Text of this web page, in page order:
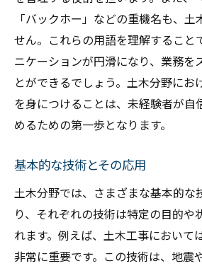
「バックホー」などの重機名も、
せん。これらの用語を理解すること
ニケーションが円滑になり、業務を
とができるでしょう。土木分野にお
を身につけることは、未経験者が自
めるための第一歩となります。
基本的な技術とその応用
土木分野では、さまざまな基本的な
り、それぞれの技術は特定の目的や
れます。例えば、土木工事において
非常に重要です。この技術は、地震